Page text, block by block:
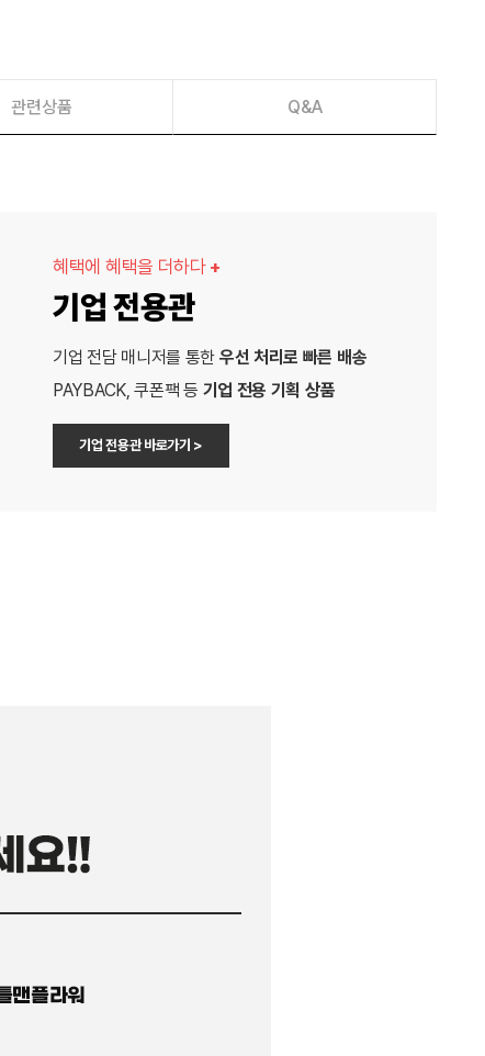
관련상품 Q&A
혜택에 혜택을 더하다 +
기업 전용관
기업 전담 매니저를 통한 우선 처리로 빠른 배송
PAYBACK, 쿠폰팩 등 기업 전용 기획 상품
기업 전용관 바로가기 >